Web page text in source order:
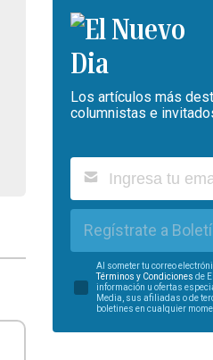
Los artículos más
columnistas e
Regístrate a
Al someter tu correo
Términos y Condiciones de
información u ofertas
Media, sus afiliadas o de
boletines en cualquier